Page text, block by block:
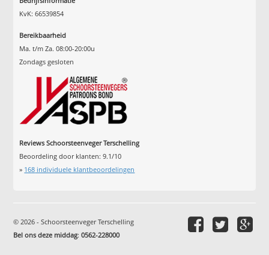
KvK: 66539854
Bereikbaarheid
Ma. t/m Za. 08:00-20:00u
Zondags gesloten
Reviews Schoorsteenveger Terschelling
Beoordeling door klanten:9.1/10
» 168 individuele klantbeoordelingen
© 2026 - Schoorsteenveger Terschelling
Bel ons deze middag:0562-228000